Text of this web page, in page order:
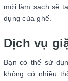
mới làm sạch sẽ
dụng của ghế.
Dịch vụ
Bạn có thể sử
không có nhiều